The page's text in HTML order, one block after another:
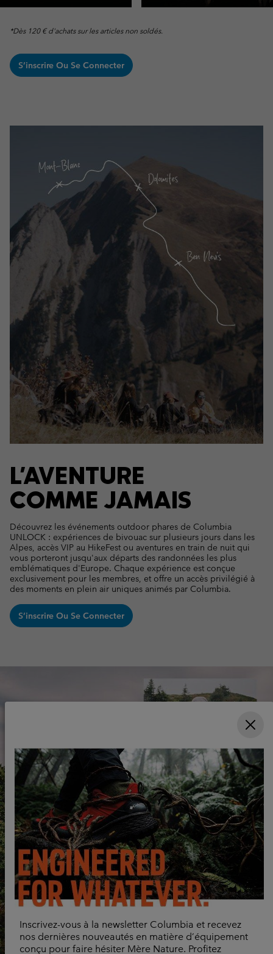
Inscrivez-vous à la newsletter Columbia et recevez
nos dernières nouveautés en matière d’équipement
conçu pour faire hésiter Mère Nature. Profitez
*Dès 120 € d'achats sur les articles non soldés.
S’inscrire Ou Se Connecter
L'AVENTURE
COMME JAMAIS
Découvrez les événements outdoor phares de Columbia
UNLOCK : expériences de bivouac sur plusieurs jours dans les
Alpes, accès VIP au HikeFest ou aventures en train de nuit qui
vous porteront jusqu'aux départs des randonnées les plus
emblématiques d'Europe. Chaque expérience est conçue
exclusivement pour les membres, et offre un accès privilégié à
des moments en plein air uniques animés par Columbia.
S’inscrire Ou Se Connecter